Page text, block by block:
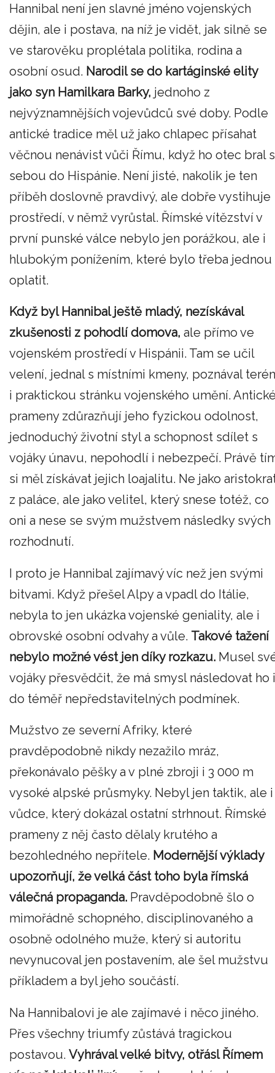
Hannibal není jen slavné jméno vojenských
dějin, ale i postava, na níž je vidět, jak silně se
ve starověku proplétala politika, rodina a
osobní osud. Narodil se do kartáginské elity
jako syn Hamilkara Barky, jednoho z
nejvýznamnějších vojevůdců své doby. Podle
antické tradice měl už jako chlapec přísahat
věčnou nenávist vůči Římu, když ho otec bral s
sebou do Hispánie. Není jisté, nakolik je ten
příběh doslovně pravdivý, ale dobře vystihuje
prostředí, v němž vyrůstal. Římské vítězství v
první punské válce nebylo jen porážkou, ale i
hlubokým ponížením, které bylo třeba jednou
oplatit.
Když byl Hannibal ještě mladý, nezískával
zkušenosti z pohodlí domova, ale přímo ve
vojenském prostředí v Hispánii. Tam se učil
velení, jednal s místními kmeny, poznával terén
i praktickou stránku vojenského umění.
prameny zdůrazňují jeho fyzickou odolnost,
jednoduchý životní styl a schopnost sdílet s
vojáky únavu, nepohodlí i nebezpečí. Právě
si měl získávat jejich loajalitu. Ne jako
z paláce, ale jako velitel, který snese totéž, co
oni a nese se svým mužstvem následky svých
rozhodnutí.
I proto je Hannibal zajímavý víc než jen svými
bitvami. Když přešel Alpy a vpadl do Itálie,
nebyla to jen ukázka vojenské geniality, ale i
obrovské osobní odvahy a vůle. Takové tažení
nebylo možné vést jen díky rozkazu. Musel
vojáky přesvědčit, že má smysl následovat ho i
do téměř nepředstavitelných podmínek.
Mužstvo ze severní Afriky, které
pravděpodobně nikdy nezažilo mráz,
překonávalo pěšky a v plné zbroji i 3 000 m
vysoké alpské průsmyky. Nebyl jen taktik, ale i
vůdce, který dokázal ostatní strhnout. Římské
prameny z něj často dělaly krutého a
bezohledného nepřítele. Modernější výklady
upozorňují, že velká část toho byla římská
válečná propaganda. Pravděpodobně šlo o
mimořádně schopného, disciplinovaného a
osobně odolného muže, který si autoritu
nevynucoval jen postavením, ale šel mužstvu
příkladem a byl jeho součástí.
Na Hannibalovi je ale zajímavé i něco jiného.
Přes všechny triumfy zůstává tragickou
postavou. Vyhrával velké bitvy, otřásl Římem